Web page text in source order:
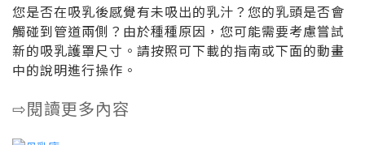
您是否在吸乳後感覺有未吸出的乳汁？您的乳頭是否會
觸碰到管道兩側？由於種種原因，您可能需要考慮嘗試
新的吸乳護罩尺寸。請按照可下載的指南或下面的動畫
中的說明進行操作。
⇨閱讀更多內容